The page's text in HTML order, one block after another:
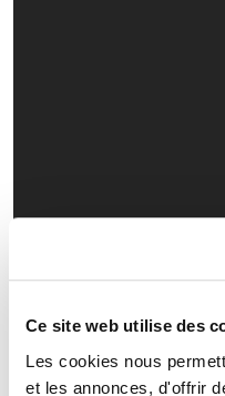
Ce site web utilise des
Les cookies nous
et les annonces, d'offrir